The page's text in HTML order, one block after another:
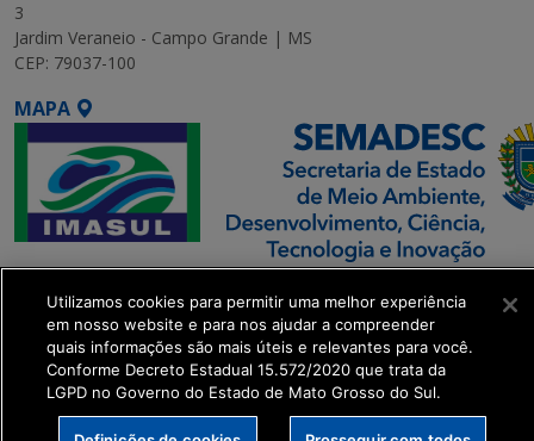
3
Jardim Veraneio - Campo Grande | MS
CEP: 79037-100
MAPA
SETDIG | Secretaria-
Executiva de
Transformação Digital
get_footer();
Utilizamos cookies para permitir uma melhor experiência
em nosso website e para nos ajudar a compreender
quais informações são mais úteis e relevantes para você.
Conforme Decreto Estadual 15.572/2020 que trata da
LGPD no Governo do Estado de Mato Grosso do Sul.